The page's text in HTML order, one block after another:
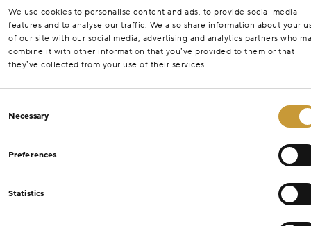
We use cookies to personalise content and ads, to provide social media
features and to analyse our traffic. We also share information about your
of our site with our social media, advertising and analytics partners who
combine it with other information that you’ve provided to them or that
they’ve collected from your use of their services.
Selection
Necessary
Preferences
Statistics